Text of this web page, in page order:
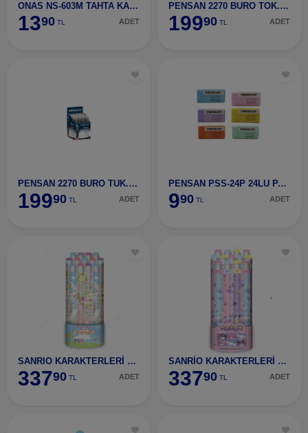
ONAS NS-603M TAHTA KALEMi MAVi
1390 TL ADET
PENSAN 2270 BURO TOK.KALEM 50Li MAVi l.OMM
19990 TL ADET
PENSAN 2270 BURO TUK.KALEM 50Li SiYAH 1.0MM
19990 TL ADET
PENSAN PSS-24P 24LU PASTEL SiLGi
990 TL ADET
SANRIO KARAKTERLERİ LİSANSLI KAMP TEMALI MEGA KALEM
33790 TL ADET
SANRİO KARAKTERLERİ LİSANSLI PARTİ TEMALI MEGA KALEM
33790 TL ADET